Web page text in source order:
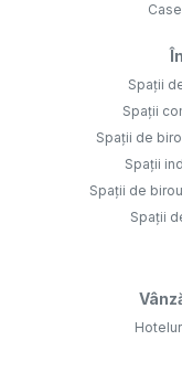
Spații
Spații
Spații de
Spații
Spații de
Spații